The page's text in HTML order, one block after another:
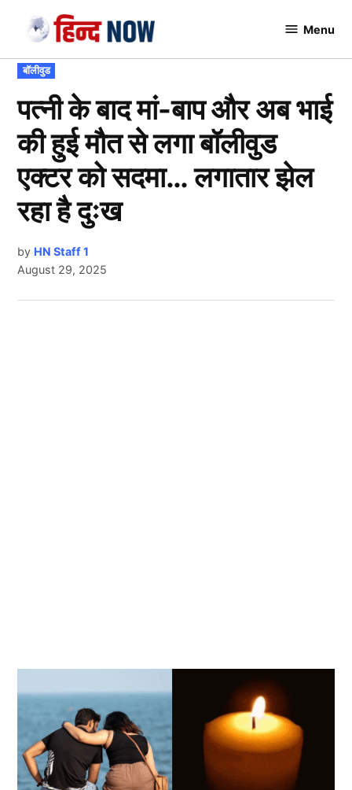
content
Menu
POSTED
IN
बॉलीवुड
पत्नी के बाद मां-बाप और अब भाई
की हुई मौत से लगा बॉलीवुड
एक्टर को सदमा… लगातार झेल
रहा है दुःख
by HN Staff 1
August 29, 2025